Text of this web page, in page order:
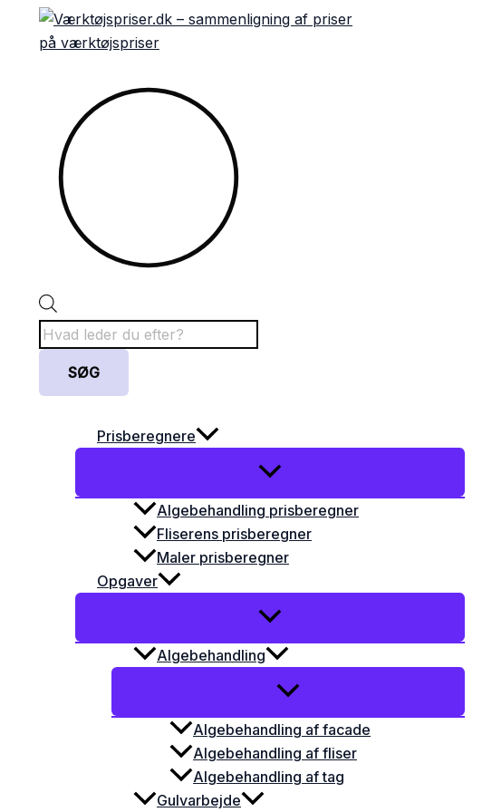
Products
search
SØG
Prisberegnere
Algebehandling prisberegner
Fliserens prisberegner
Maler prisberegner
Opgaver
Algebehandling
Algebehandling af facade
Algebehandling af fliser
Algebehandling af tag
Gulvarbejde
Sorteret
efter